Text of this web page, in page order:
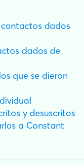
dados
dados de
que se dieron
y desuscritos
a Constant